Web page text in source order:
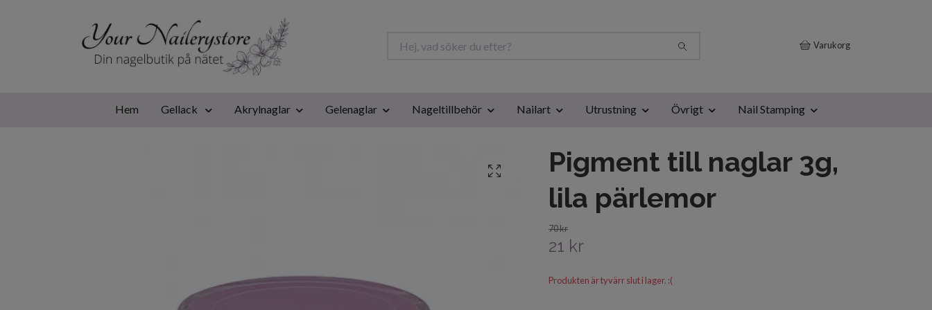
Varukorg
Hem Gellack Akrylnaglar Gelenaglar Nageltillbehör Nailart Utrustning Övrigt Nail Stamping
Pigment till naglar 3g,
lila pärlemor
70 kr
21 kr
Produkten är tyvärr slut i lager. :(